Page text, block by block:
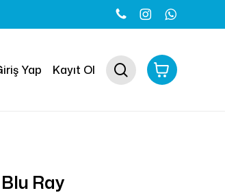
Yap Kayıt Ol search
Close
Ray